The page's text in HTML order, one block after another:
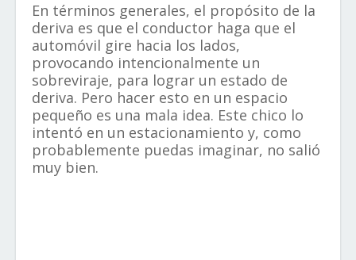
En términos generales, el propósito de la
deriva es que el conductor haga que el
automóvil gire hacia los lados,
provocando intencionalmente un
sobreviraje, para lograr un estado de
deriva. Pero hacer esto en un espacio
pequeño es una mala idea. Este chico lo
intentó en un estacionamiento y, como
probablemente puedas imaginar, no salió
muy bien.